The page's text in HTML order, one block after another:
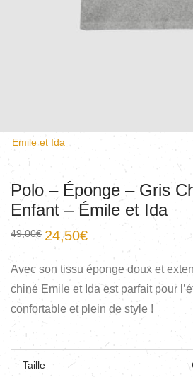
Emile et Ida
Polo – Éponge – Gris
Enfant – Émile et Ida
49,00€ 24,50€
Avec son tissu éponge doux et
chiné Emile et Ida est parfait pour
confortable et plein de style !
Taille